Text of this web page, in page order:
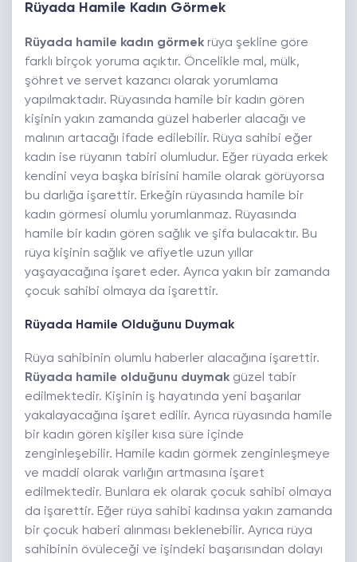
Rüyada Hamile Kadın Görmek
Rüyada hamile kadın görmek rüya şekline göre
farklı birçok yoruma açıktır. Öncelikle mal, mülk,
şöhret ve servet kazancı olarak yorumlama
yapılmaktadır. Rüyasında hamile bir kadın gören
kişinin yakın zamanda güzel haberler alacağı ve
malının artacağı ifade edilebilir. Rüya sahibi eğer
kadın ise rüyanın tabiri olumludur. Eğer rüyada erkek
kendini veya başka birisini hamile olarak görüyorsa
bu darlığa işarettir. Erkeğin rüyasında hamile bir
kadın görmesi olumlu yorumlanmaz. Rüyasında
hamile bir kadın gören sağlık ve şifa bulacaktır. Bu
rüya kişinin sağlık ve afiyetle uzun yıllar
yaşayacağına işaret eder. Ayrıca yakın bir zamanda
çocuk sahibi olmaya da işarettir.
Rüyada Hamile Olduğunu Duymak
Rüya sahibinin olumlu haberler alacağına işarettir.
Rüyada hamile olduğunu duymak güzel tabir
edilmektedir. Kişinin iş hayatında yeni başarılar
yakalayacağına işaret edilir. Ayrıca rüyasında hamile
bir kadın gören kişiler kısa süre içinde
zenginleşebilir. Hamile kadın görmek zenginleşmeye
ve maddi olarak varlığın artmasına işaret
edilmektedir. Bunlara ek olarak çocuk sahibi olmaya
da işarettir. Eğer rüya sahibi kadınsa yakın zamanda
bir çocuk haberi alınması beklenebilir. Ayrıca rüya
sahibinin övüleceği ve işindeki başarısından dolayı